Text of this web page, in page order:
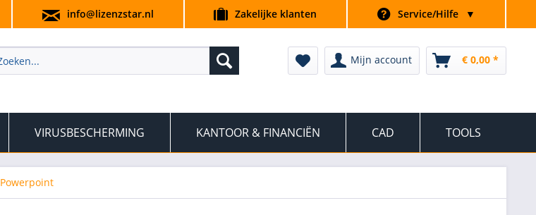
info@lizenzstar.nl Zakelijke klanten Service/Hilfe ▼
Mijn account € 0,00 *
VIRUSBESCHERMING KANTOOR & FINANCIËN CAD TOOLS